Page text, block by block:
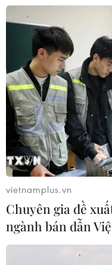
VN-Index tăng gần
năng lượng
10/08/2026 09:30
Khơi thông dòng
vay, nâng cao năng
vietnamplus.vn
Chuyên gia đề
ngành bán dẫn